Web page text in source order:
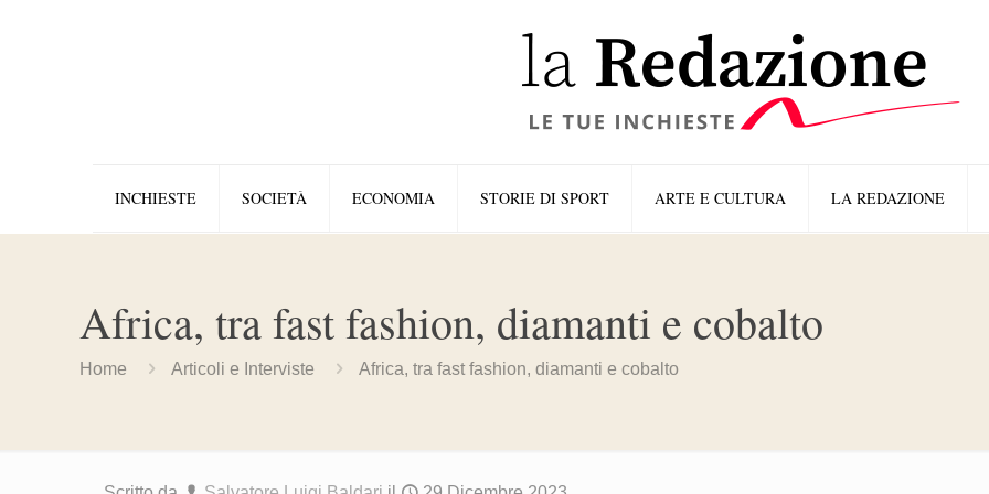
INCHIESTE SOCIETÀ ECONOMIA STORIE DI SPORT ARTE E CULTURA LA REDAZIONE
Africa, tra fast fashion, diamanti e cobalto
Home Articoli e Interviste Africa, tra fast fashion, diamanti e cobalto